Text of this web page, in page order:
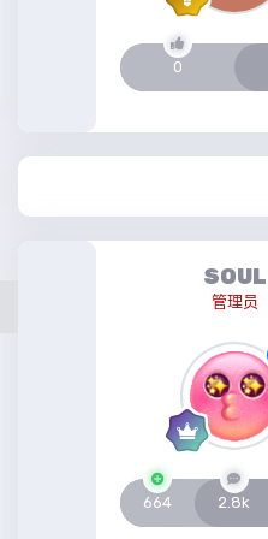
0
SOUL
管理员
664 2.8k